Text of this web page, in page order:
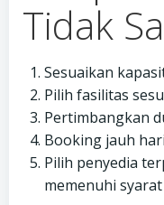
Tidak
Sesuaikan
Pilih fasilitas
Pertimbangkan
Booking jauh
Pilih penyedia
memenuhi